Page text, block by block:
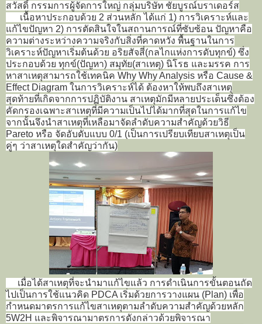
สวัสดิ์ กรรมการผู้จัดการใหญ่ กลุ่มบริษัท ชัยบูรณ์บราเดอร์ส
เนื้อหาประกอบด้วย 2 ส่วนหลัก ได้แก่ 1) การวิเคราะห์และ
แก้ไขปัญหา 2) การตัดสินใจในสถานการณ์ที่ซับซ้อน ปัญหาคือ
ความต่างระหว่างความจริงกับสิ่งที่คาดหวัง พื้นฐานในการ
วิเคราะห์ปัญหาเริ่มต้นด้วย อริยสัจสี่(กลไกแห่งการดับทุกข์) ซึ่ง
ประกอบด้วย ทุกข์(ปัญหา) สมุทัย(สาเหตุ) นิโรธ และมรรค การ
หาสาเหตุสามารถใช้เทคนิค Why Why Analysis หรือ Cause &
Effect Diagram ในการวิเคราะห์ได้ ต้องหาให้พบถึงสาเหตุ
สุดท้ายที่เกิดจากการปฏิบัติงาน สาเหตุมักมีหลายประเด็นซึ่งต้อง
คัดกรองเฉพาะสาเหตุที่มีความเป็นไปได้มากที่สุดในการแก้ไข
จากนั้นจึงนำสาเหตุที่เหลือมาจัดลำดับความสำคัญด้วยวิธี
Pareto หรือ จัดอับดับแบบ 0/1 (เป็นการเปรียบเทียบสาเหตุเป็น
คู่ๆ ว่าสาเหตุใดสำคัญว่ากัน)
เมื่อได้สาเหตุที่จะนำมาแก้ไขแล้ว การดำเนินการขั้นตอนถัด
ไปเป็นการใช้แนวคิด PDCA เริ่มด้วยการวางแผน (Plan) เพื่อ
กำหนดมาตรการแก้ไขสาเหตุตามลำดับความสำคัญด้วยหลัก
5W2H และพิจารณามาตรการดังกล่าวด้วยพิจารณา